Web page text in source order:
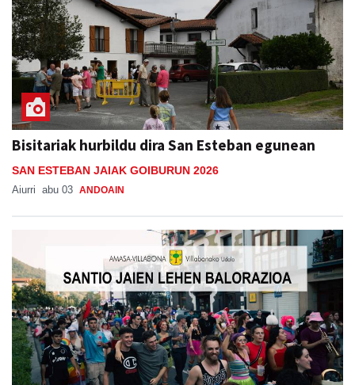
Bisitariak hurbildu dira San Esteban egunean
SAN ESTEBAN JAIAK GOIBURUN 2026
Aiurri abu 03 ANDOAIN